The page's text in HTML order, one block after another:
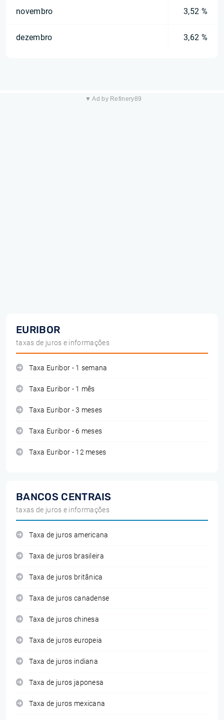
novembro 3,52 %
dezembro 3,62 %
▼ Ad by Refinery89
EURIBOR
taxas de juros e informações
Taxa Euribor - 1 semana
Taxa Euribor - 1 mês
Taxa Euribor - 3 meses
Taxa Euribor - 6 meses
Taxa Euribor - 12 meses
BANCOS CENTRAIS
taxas de juros e informações
Taxa de juros americana
Taxa de juros brasileira
Taxa de juros britânica
Taxa de juros canadense
Taxa de juros chinesa
Taxa de juros europeia
Taxa de juros indiana
Taxa de juros japonesa
Taxa de juros mexicana